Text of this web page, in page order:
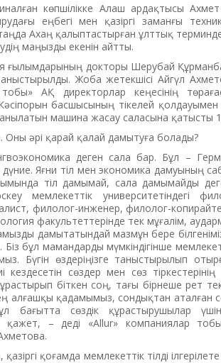
көпшілікке Алаш ардақтысы
еңбегі мен қазіргі заманғы
таңда Ахаң қалыптастырған ұлттық
маңызды екенін айтты.
ғы­лым­­­дарының докторы Шерубай
таныстырылды. Жоба жетекшісі Айгүл
АҚ директорлар ке­ңе­сінің
басшысының тікелей қолдауымен
машина жасау саласына қатысты
Оны әрі қарай қалай дамытуға болады?
деген сала бар. Бұл –
дүние. Яғни тіл мен экономика дамуының
тіл дамымай, сала дамымайды
мем­лекеттік университетіндегі
филолог-инженер, филолог-
факультеттерінде тек мұғалім,
дамытатындай мазмұн бере
бұл мамандарды мүмкіндігінше
Бүгін өз­де­ріңізге таныстырылып
кездесетін сөздер мен сөз
біткен соң, тағы бірнеше рет
алғашқы қадамымыз, сон­дық­тан аталған
бағытта сөздік құ­рас­тырушылар
қажет, – деді «Allur» компа­ния­лар
қоғамда мемлекеттік тілді